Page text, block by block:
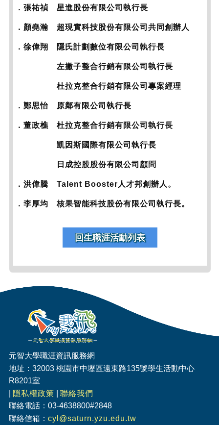
．張祐禎 星進股份有限公司執行長
．顏堯瀚 超現實科技股份有限公司共同創辦人
．徐偉翔 隱氏計劃數位有限公司執行長
左撇子整合行銷有限公司執行長
杜拉克整合行銷有限公司專案經理
．鄭思怡 原鄰有限公司執行長
．董政樵 杜拉克整合行銷有限公司執行長
凱因斯國際有限公司執行長
日成控股股份有限公司顧問
．洪偉騰 Talent Booster人才邦創辦人。
．李厚均 核果智能科技股份有限公司執行長。
回生職涯活動列表
元智大學職涯資訊服務網
地址：32003 桃園市中壢區遠東路135號學生活動中心
R8201室
隱私權政策
聯絡我們
聯絡電話：03-4638800#2848
聯絡信箱： cyl@saturn.yzu.edu.tw